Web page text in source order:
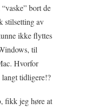
bort de
stilsetting av
ikke flyttes
til
Hvorfor
tidligere!?
fikk jeg høre at